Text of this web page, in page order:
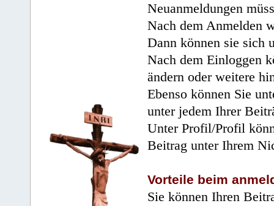
Neuanmeldungen
Nach dem Anmelden
Dann können sie sich
Nach dem Einloggen
ändern oder weitere
Ebenso können Sie
unter jedem Ihrer
Unter Profil/Profil
Beitrag unter Ihrem
Vorteile beim
Sie können Ihren